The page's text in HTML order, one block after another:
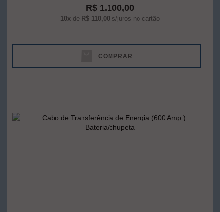
R$ 1.100,00
10x de R$ 110,00 s/juros no cartão
COMPRAR